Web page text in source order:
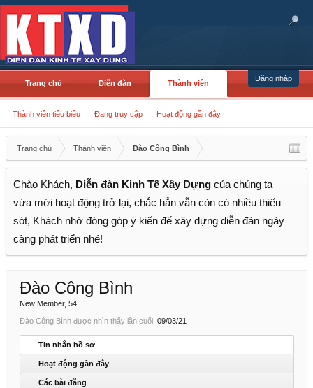
Đăng nhập
Trang chủ Diễn đàn Thành viên
Thành viên tiêu biểu Đang truy cập Hoạt động gần đây
Trang chủ Thành viên Đào Công Bình
Chào Khách, Diễn đàn Kinh Tế Xây Dựng của chúng ta
vừa mới hoạt động trở lại, chắc hẳn vẫn còn có nhiều thiếu
sót, Khách nhớ đóng góp ý kiến để xây dựng diễn đàn ngày
càng phát triển nhé!
Đào Công Bình
New Member, 54
Đào Công Bình được nhìn thấy lần cuối: 09/03/21
Tin nhắn hồ sơ
Hoạt động gần đây
Các bài đăng